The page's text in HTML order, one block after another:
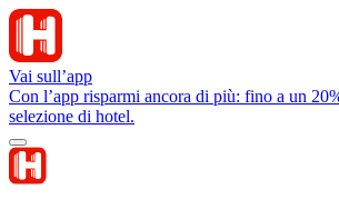
Vai sull’app
Con l’app risparmi ancora di più: fino a un
selezione di hotel.